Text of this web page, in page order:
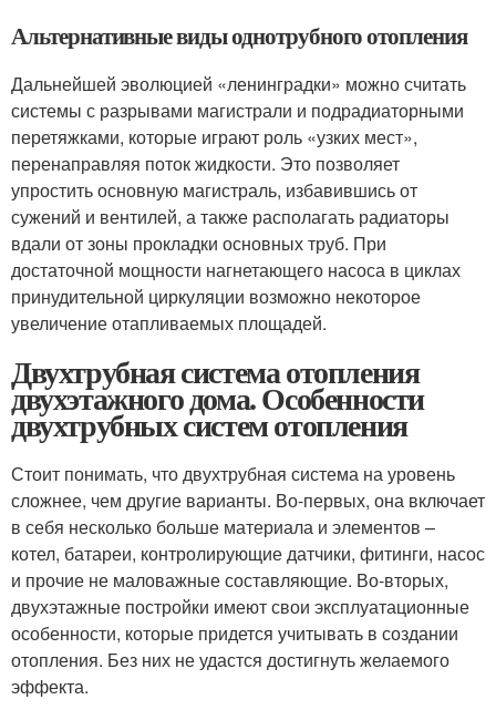
Альтернативные виды однотрубного отопления
Дальнейшей эволюцией «ленинградки» можно считать
системы с разрывами магистрали и подрадиаторными
перетяжками, которые играют роль «узких мест»,
перенаправляя поток жидкости. Это позволяет
упростить основную магистраль, избавившись от
сужений и вентилей, а также располагать радиаторы
вдали от зоны прокладки основных труб. При
достаточной мощности нагнетающего насоса в циклах
принудительной циркуляции возможно некоторое
увеличение отапливаемых площадей.
Двухтрубная система отопления
двухэтажного дома. Особенности
двухтрубных систем отопления
Стоит понимать, что двухтрубная система на уровень
сложнее, чем другие варианты. Во-первых, она включает
в себя несколько больше материала и элементов –
котел, батареи, контролирующие датчики, фитинги, насос
и прочие не маловажные составляющие. Во-вторых,
двухэтажные постройки имеют свои эксплуатационные
особенности, которые придется учитывать в создании
отопления. Без них не удастся достигнуть желаемого
эффекта.